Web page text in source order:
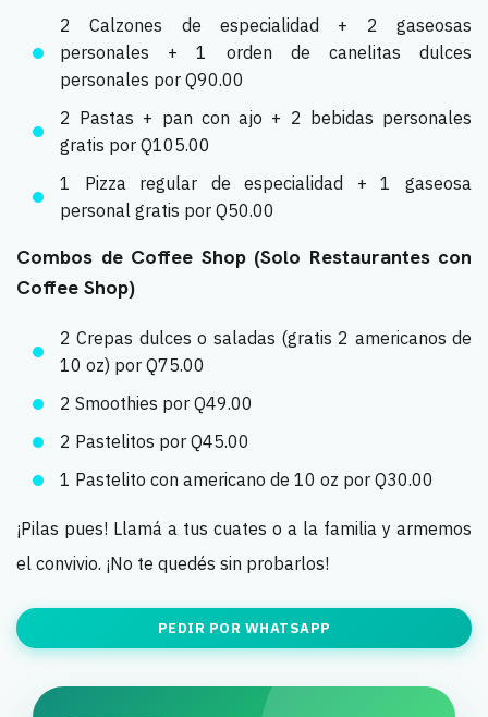
2 Calzones de especialidad + 2 gaseosas
personales + 1 orden de canelitas dulces
personales por Q90.00
2 Pastas + pan con ajo + 2 bebidas personales
gratis por Q105.00
1 Pizza regular de especialidad + 1 gaseosa
personal gratis por Q50.00
Combos de Coffee Shop (Solo Restaurantes con
Coffee Shop)
2 Crepas dulces o saladas (gratis 2 americanos de
10 oz) por Q75.00
2 Smoothies por Q49.00
2 Pastelitos por Q45.00
1 Pastelito con americano de 10 oz por Q30.00
¡Pilas pues! Llamá a tus cuates o a la familia y armemos
el convivio. ¡No te quedés sin probarlos!
PEDIR POR WHATSAPP